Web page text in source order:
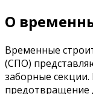
О
Временные
(СПО)
заборные
предотвращение